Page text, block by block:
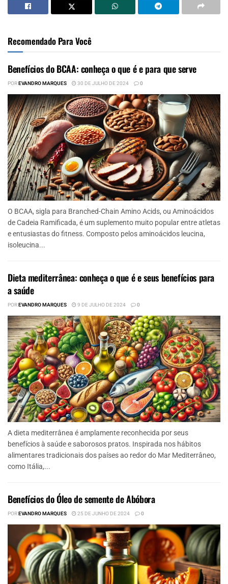
Recomendado Para Você
Benefícios do BCAA: conheça o que é e para que serve
POREVANDRO MARQUES 30 DE JULHO DE 2024 0
O BCAA, sigla para Branched-Chain Amino Acids, ou Aminoácidos
de Cadeia Ramificada, é um suplemento muito popular entre atletas
e entusiastas do fitness. Composto pelos aminoácidos leucina,
isoleucina...
Dieta mediterrânea: conheça o que é e seus benefícios para
a saúde
POREVANDRO MARQUES 9 DE JULHO DE 2024 0
A dieta mediterrânea é amplamente reconhecida por seus
benefícios à saúde e saborosos pratos. Inspirada nos hábitos
alimentares tradicionais dos países ao redor do Mar Mediterrâneo,
como Itália,...
Benefícios do Óleo de semente de Abóbora
POREVANDRO MARQUES 25 DE JUNHO DE 2024 0